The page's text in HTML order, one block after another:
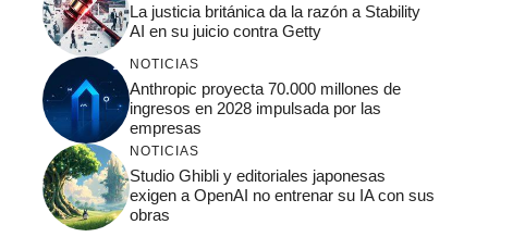
La justicia británica da la razón a Stability
AI en su juicio contra Getty
NOTICIAS
Anthropic proyecta 70.000 millones de
ingresos en 2028 impulsada por las
empresas
NOTICIAS
Studio Ghibli y editoriales japonesas
exigen a OpenAI no entrenar su IA con sus
obras